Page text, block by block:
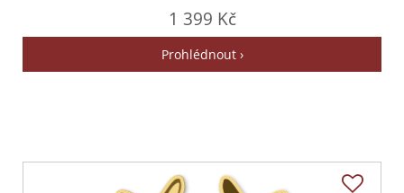
1 399 Kč
Prohlédnout ›